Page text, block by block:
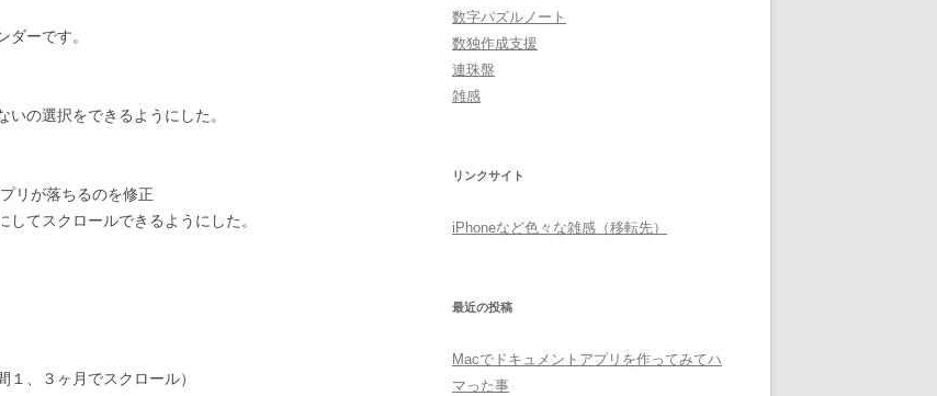
ーです。
いの選択をできるようにした。
リが落ちるのを修正
してスクロールできるようにした。
１、３ヶ月でスクロール）
数字パズルノート
数独作成支援
連珠盤
雑感
リンクサイト
iPhoneなど色々な雑感（移転先）
最近の投稿
Macでドキュメントアプリを作ってみてハ
マった事